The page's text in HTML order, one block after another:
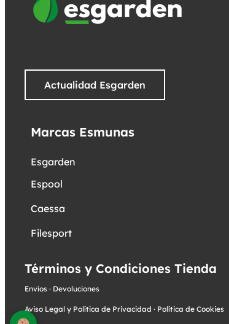
Actualidad Esgarden
Marcas Esmunas
Esgarden
Espool
Caessa
Filesport
Términos y Condiciones Tienda
Envíos · Devoluciones
Aviso Legal y Política de Privacidad · Política de Cookies